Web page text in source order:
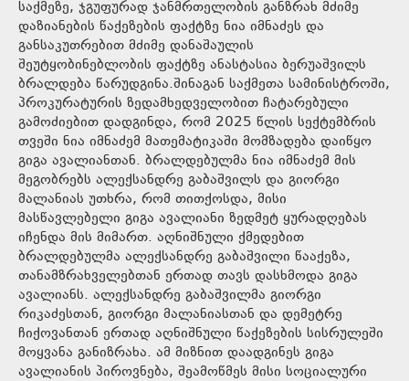
საქმეზე, ჯგუფურად ჯანმრთელობის განზრახ მძიმე
დაზიანების წაქეზების ფაქტზე ნია იმნაძეს და
განსაკუთრებით მძიმე დანაშაულის
შეუტყობინებლობის ფაქტზე ანასტასია ბერუაშვილს
ბრალდება წარუდგინა.შინაგან საქმეთა სამინისტროში,
პროკურატურის ზედამხედველობით ჩატარებული
გამოძიებით დადგინდა, რომ 2025 წლის სექტემბრის
თვეში ნია იმნაძემ მათემატიკაში მომზადება დაიწყო
გიგა ავალიანთან. ბრალდებულმა ნია იმნაძემ მის
მეგობრებს ალექსანდრე გაბაშვილს და გიორგი
მალანიას უთხრა, რომ თითქოსდა, მისი
მასწავლებელი გიგა ავალიანი ზედმეტ ყურადღებას
იჩენდა მის მიმართ. აღნიშნული ქმედებით
ბრალდებულმა ალექსანდრე გაბაშვილი წააქეზა,
თანამზრახველებთან ერთად თავს დასხმოდა გიგა
ავალიანს. ალექსანდრე გაბაშვილმა გიორგი
რიკაძესთან, გიორგი მალანიასთან და დემეტრე
ჩიქოვანთან ერთად აღნიშნული წაქეზების სისრულეში
მოყვანა განიზრახა. ამ მიზნით დაადგინეს გიგა
ავალიანის პიროვნება, შეამოწმეს მისი სოციალური